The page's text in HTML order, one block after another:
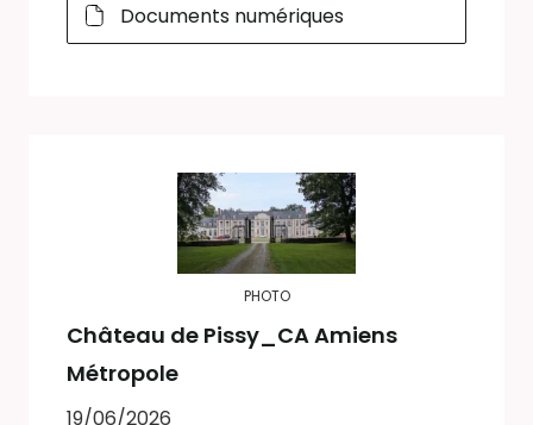
Documents numériques
PHOTO
Château de Pissy_CA Amiens
Métropole
19/06/2026